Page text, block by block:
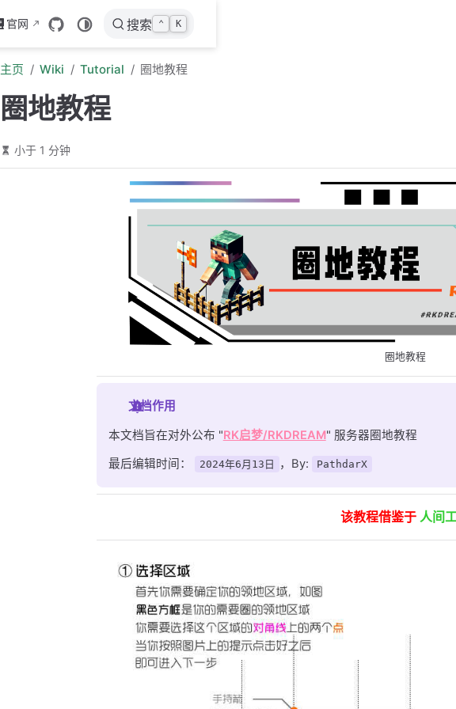
官网 搜索 ⌃ K
主页 Wiki Tutorial 圈地教程
圈地教程
小于 1 分钟
圈地教程
文档作用
本文档旨在对外公布 "RK启梦/RKDREAM" 服务器圈地教程
最后编辑时间： 2024年6月13日 ，By: PathdarX
该教程借鉴于 人间